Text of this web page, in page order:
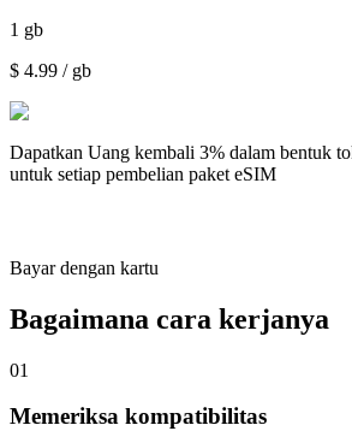
1 gb
$ 4.99 / gb
Dapatkan Uang kembali 3% dalam bentuk
untuk setiap pembelian paket eSIM
Bayar dengan kartu
Bagaimana cara kerjanya
01
Memeriksa kompatibilitas